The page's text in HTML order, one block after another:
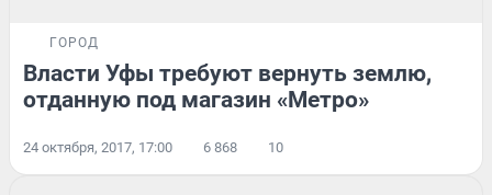
ГОРОД
Власти Уфы требуют вернуть землю,
отданную под магазин «Метро»
24 октября, 2017, 17:00 6 868 10